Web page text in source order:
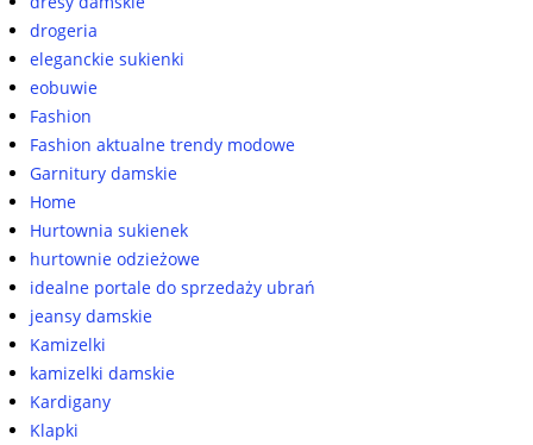
drogeria
eleganckie sukienki
eobuwie
Fashion
Fashion aktualne trendy modowe
Garnitury damskie
Home
Hurtownia sukienek
hurtownie odzieżowe
idealne portale do sprzedaży ubrań
jeansy damskie
Kamizelki
kamizelki damskie
Kardigany
Klapki